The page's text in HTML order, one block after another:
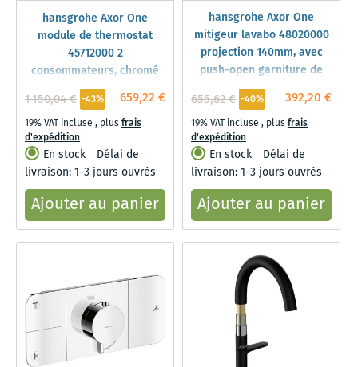
hansgrohe Axor One
module de thermostat
45712000 2
consommateurs, chromé
659,22 €
1 150,04 € -43%
19% VAT incluse , plusfrais
d'expédition
En stock
Délai de
livraison: 1-3 jours ouvrés
Ajouter au panier
hansgrohe Axor One
mitigeur lavabo 48020000
projection 140mm, avec
push-open garniture de
vidange , chromé
392,20 €
655,62 € -40%
19% VAT incluse , plusfrais
d'expédition
En stock
Délai de
livraison: 1-3 jours ouvrés
Ajouter au panier